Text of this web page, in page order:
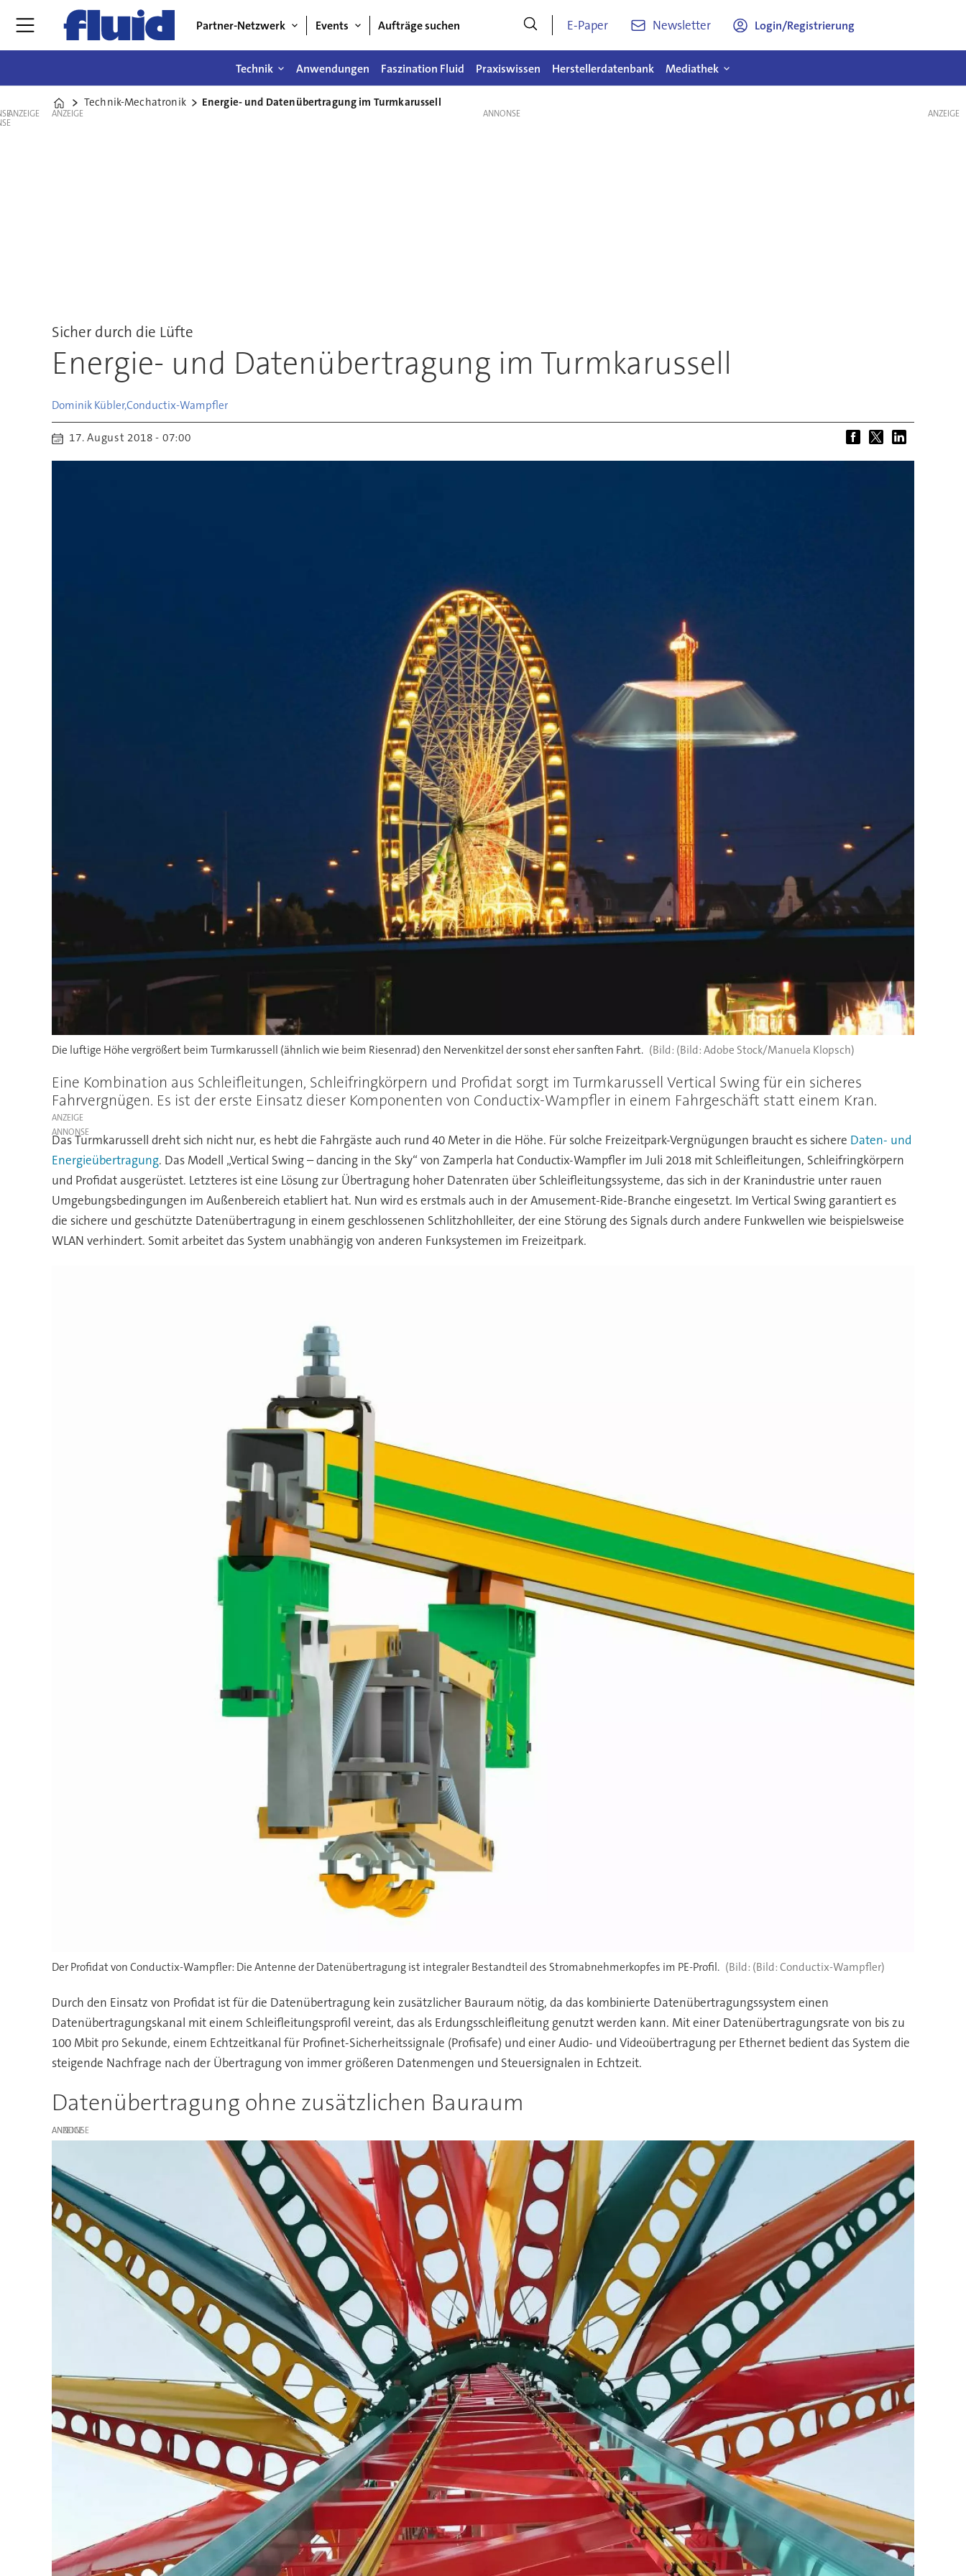
Partner-Netzwerk Events Aufträge suchen E-Paper Newsletter Login/Registrierung
Technik Anwendungen Faszination Fluid Praxiswissen Herstellerdatenbank Mediathek
Home
Technik-Mechatronik Energie- und Datenübertragung im Turmkarussell
ANZEIGE ANZEIGE
Sicher durch die Lüfte
Energie- und Datenübertragung im Turmkarussell
Dominik Kübler,Conductix-Wampfler
17. August 2018 - 07:00
Die luftige Höhe vergrößert beim Turmkarussell (ähnlich wie beim Riesenrad) den Nervenkitzel der sonst eher sanften Fahrt. (Bild: Adobe Stock/Manuela Klopsch)
Eine Kombination aus Schleifleitungen, Schleifringkörpern und Profidat sorgt im Turmkarussell Vertical Swing für ein sicheres
Fahrvergnügen. Es ist der erste Einsatz dieser Komponenten von Conductix-Wampfler in einem Fahrgeschäft statt einem Kran.
ANZEIGE
Das Turmkarussell dreht sich nicht nur, es hebt die Fahrgäste auch rund 40 Meter in die Höhe. Für solche Freizeitpark-Vergnügungen braucht es sichere Daten- und
Energieübertragung. Das Modell „Vertical Swing – dancing in the Sky“ von Zamperla hat Conductix-Wampfler im Juli 2018 mit Schleifleitungen, Schleifringkörpern
und Profidat ausgerüstet. Letzteres ist eine Lösung zur Übertragung hoher Datenraten über Schleifleitungssysteme, das sich in der Kranindustrie unter rauen
Umgebungsbedingungen im Außenbereich etabliert hat. Nun wird es erstmals auch in der Amusement-Ride-Branche eingesetzt. Im Vertical Swing garantiert es
die sichere und geschützte Datenübertragung in einem geschlossenen Schlitzhohlleiter, der eine Störung des Signals durch andere Funkwellen wie beispielsweise
WLAN verhindert. Somit arbeitet das System unabhängig von anderen Funksystemen im Freizeitpark.
Der Profidat von Conductix-Wampfler: Die Antenne der Datenübertragung ist integraler Bestandteil des Stromabnehmerkopfes im PE-Profil. (Bild: Conductix-Wampfler)
Durch den Einsatz von Profidat ist für die Datenübertragung kein zusätzlicher Bauraum nötig, da das kombinierte Datenübertragungssystem einen
Datenübertragungskanal mit einem Schleifleitungsprofil vereint, das als Erdungsschleifleitung genutzt werden kann. Mit einer Datenübertragungsrate von bis zu
100 Mbit pro Sekunde, einem Echtzeitkanal für Profinet-Sicherheitssignale (Profisafe) und einer Audio- und Videoübertragung per Ethernet bedient das System die
steigende Nachfrage nach der Übertragung von immer größeren Datenmengen und Steuersignalen in Echtzeit.
Datenübertragung ohne zusätzlichen Bauraum
ANZEIGE
ANZEIGE